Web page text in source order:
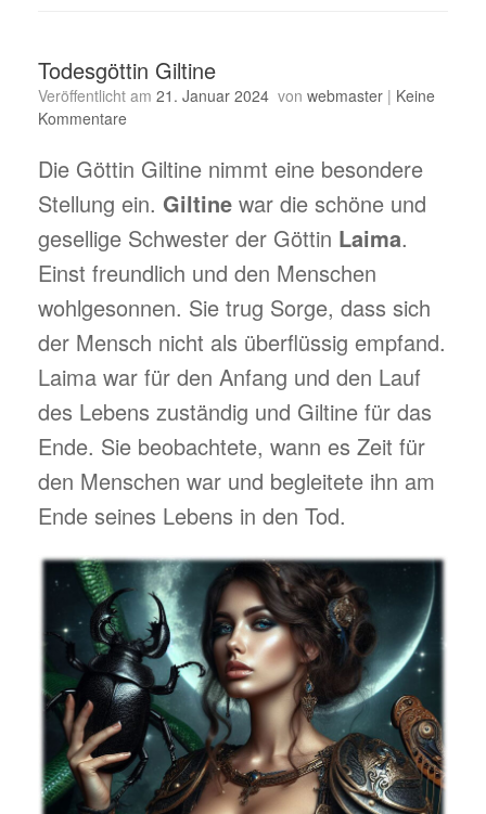
Todesgöttin Giltine
Veröffentlicht am 21. Januar 2024 von webmaster | Keine
Kommentare
Die Göttin Giltine nimmt eine besondere
Stellung ein. Giltine war die schöne und
gesellige Schwester der Göttin Laima.
Einst freundlich und den Menschen
wohlgesonnen. Sie trug Sorge, dass sich
der Mensch nicht als überflüssig empfand.
Laima war für den Anfang und den Lauf
des Lebens zuständig und Giltine für das
Ende. Sie beobachtete, wann es Zeit für
den Menschen war und begleitete ihn am
Ende seines Lebens in den Tod.